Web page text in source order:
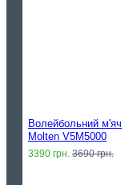
Волейбольний м'яч
Molten V5M5000
3390 грн. 3690 грн.